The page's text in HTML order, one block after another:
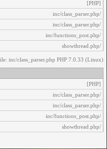
[PHP]
/inc/class_parser.php
/inc/class_parser.php
/inc/functions_post.php
/showthread.php
inc/class_parser.php PHP 7.0.33 (Linux)
[PHP]
/inc/class_parser.php
/inc/class_parser.php
/inc/functions_post.php
/showthread.php